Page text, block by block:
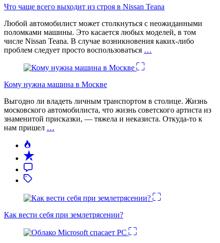
Что чаще всего выходит из строя в Nissan Teana
Любой автомобилист может столкнуться с неожиданными
поломками машины. Это касается любых моделей, в том
числе Nissan Teana. В случае возникновения каких-либо
проблем следует просто воспользоваться …
Кому нужна машина в Москве
Выгодно ли владеть личным транспортом в столице. Жизнь
московского автомобилиста, что жизнь советского артиста из
знаменитой присказки, — тяжела и неказиста. Откуда-то к
нам пришел …
Как вести себя при землетрясении?